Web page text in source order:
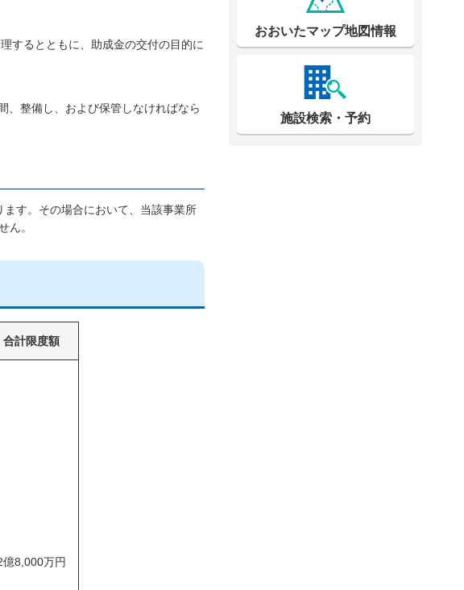
するとともに、助成金の交付の目的に
、整備し、および保管しなければなら
す。その場合において、当該事業所
ん。
合計限度額
億8,000万円
おおいたマップ地図情報
施設検索・予約